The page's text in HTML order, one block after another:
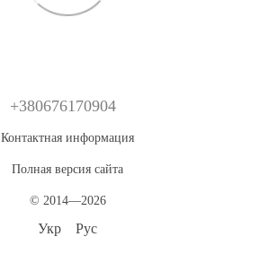
+380676170904
Контактная информация
Полная версия сайта
© 2014—2026
Укр Рус